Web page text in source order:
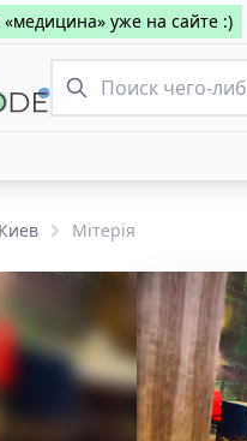
уже на сайте :)
Киев Мітерія